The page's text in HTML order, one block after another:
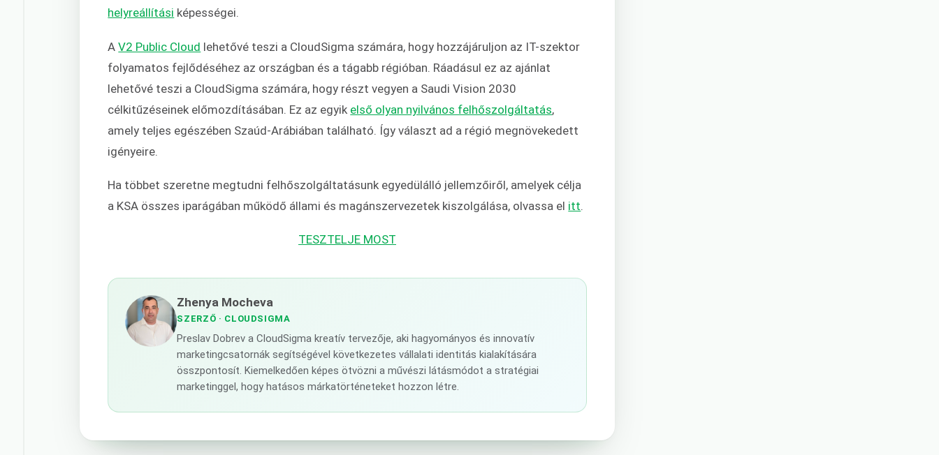
helyreállítási képességei.
AV2 Public Cloud lehetővé teszi a CloudSigma számára, hogy hozzájáruljon az IT-szektor
folyamatos fejlődéséhez az országban és a tágabb régióban. Ráadásul ez az ajánlat
lehetővé teszi a CloudSigma számára, hogy részt vegyen a Saudi Vision 2030
célkitűzéseinek előmozdításában. Ez az egyik első olyan nyilvános felhőszolgáltatás,
amely teljes egészében Szaúd-Arábiában található. Így választ ad a régió megnövekedett
igényeire.
Ha többet szeretne megtudni felhőszolgáltatásunk egyedülálló jellemzőiről, amelyek célja
a KSA összes iparágában működő állami és magánszervezetek kiszolgálása, olvassa el itt
TESZTELJE MOST
Zhenya Mocheva
SZERZŐ · CLOUDSIGMA
Preslav Dobrev a CloudSigma kreatív tervezője, aki hagyományos és innovatív
marketingcsatornák segítségével következetes vállalati identitás kialakítására
összpontosít. Kiemelkedően képes ötvözni a művészi látásmódot a stratégiai
marketinggel, hogy hatásos márkatörténeteket hozzon létre.